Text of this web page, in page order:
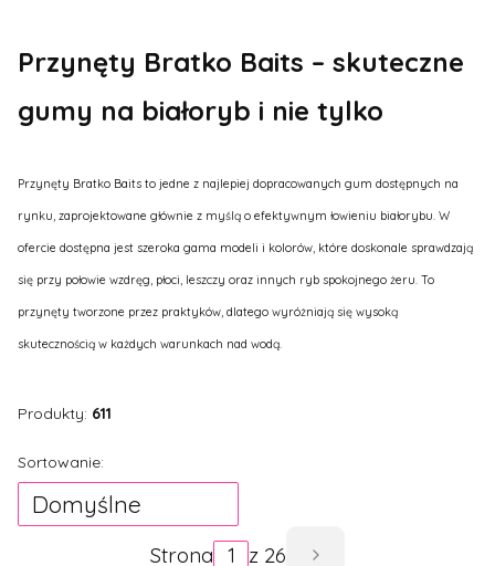
Przynęty Bratko Baits – skuteczne
gumy na białoryb i nie tylko
Przynęty Bratko Baits to jedne z najlepiej dopracowanych gum dostępnych na
rynku, zaprojektowane głównie z myślą o efektywnym łowieniu białorybu. W
ofercie dostępna jest szeroka gama modeli i kolorów, które doskonale sprawdzają
się przy połowie wzdręg, płoci, leszczy oraz innych ryb spokojnego żeru. To
przynęty tworzone przez praktyków, dlatego wyróżniają się wysoką
skutecznością w każdych warunkach nad wodą.
Produkty: 611
Lista produktów
Sortowanie:
Domyślne
Strona z 26